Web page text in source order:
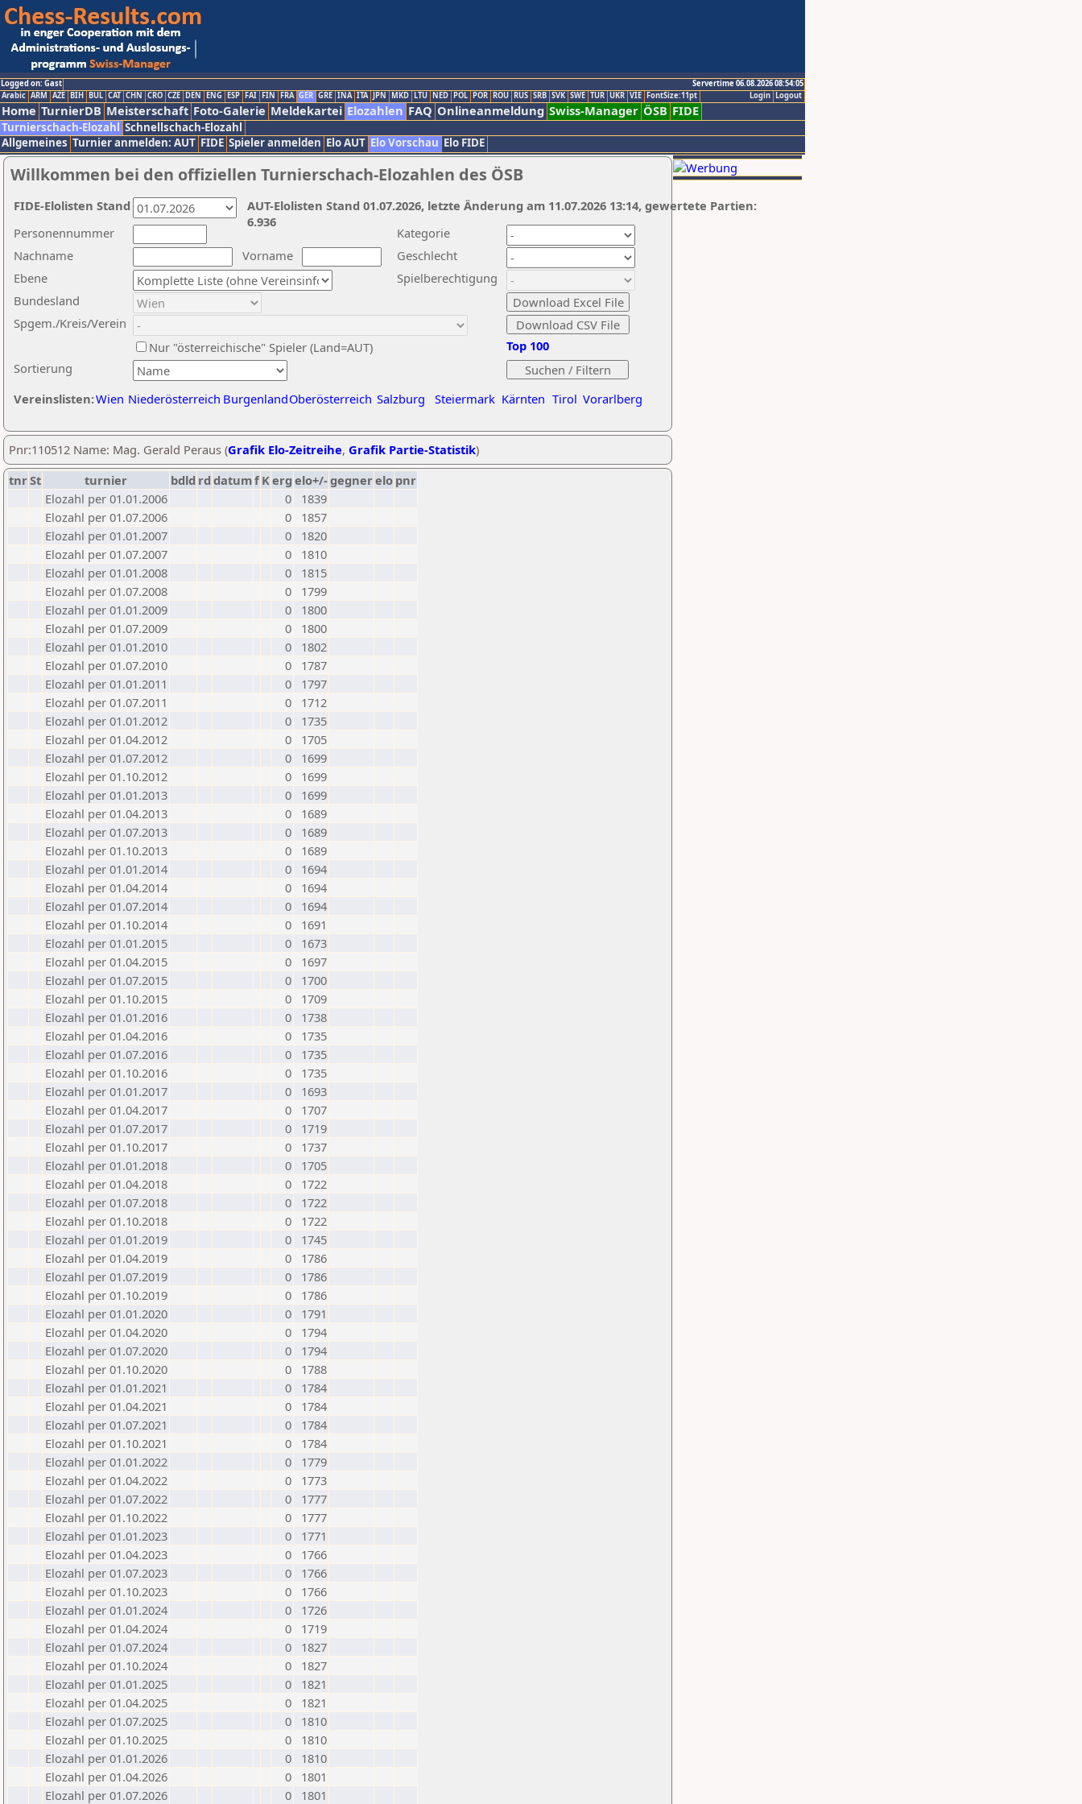
Logged on: Gast
Servertime 06.08.2026 08:54:05
Logout
Login
Arabic ARM AZE BIH BUL CAT CHN CRO CZE DEN ENG ESP FAI FIN FRA GER GRE INA ITA JPN MKD LTU NED POL POR ROU RUS SRB SVK SWE TUR UKR VIE FontSize:11pt
Home TurnierDB Meisterschaft Foto-Galerie Meldekartei Elozahlen FAQ Onlineanmeldung Swiss-Manager ÖSB FIDE
Turnierschach-Elozahl Schnellschach-Elozahl
Allgemeines Turnier anmelden: AUT FIDE Spieler anmelden Elo AUT Elo Vorschau Elo FIDE
Willkommen bei den offiziellen Turnierschach-Elozahlen des ÖSB
Nachname
Vorname
Ebene
Kategorie
Sortierung
Personennummer
Bundesland
Spgem./Kreis/Verein
Geschlecht
Nur "österreichische" Spieler (Land=AUT)
Spielberechtigung
Vereinslisten:Wien Niederösterreich BurgenlandOberösterreich Salzburg Steiermark Kärnten Tirol Vorarlberg
Top 100
AUT-Elolisten Stand 01.07.2026, letzte Änderung am 11.07.2026 13:14, gewertete Partien:
6.936
FIDE-Elolisten Stand
Pnr:110512 Name: Mag. Gerald Peraus (Grafik Elo-Zeitreihe, Grafik Partie-Statistik)
tnrSt turnier bdld rd datumf Kerg elo+/-gegnerelo pnr
Elozahl per 01.01.2006
0
1839
Elozahl per 01.07.2006
0
1857
Elozahl per 01.01.2007
0
1820
Elozahl per 01.07.2007
0
1810
Elozahl per 01.01.2008
0
1815
Elozahl per 01.07.2008
0
1799
Elozahl per 01.01.2009
0
1800
Elozahl per 01.07.2009
0
1800
Elozahl per 01.01.2010
0
1802
Elozahl per 01.07.2010
0
1787
Elozahl per 01.01.2011
0
1797
Elozahl per 01.07.2011
0
1712
Elozahl per 01.01.2012
0
1735
Elozahl per 01.04.2012
0
1705
Elozahl per 01.07.2012
0
1699
Elozahl per 01.10.2012
0
1699
Elozahl per 01.01.2013
0
1699
Elozahl per 01.04.2013
0
1689
Elozahl per 01.07.2013
0
1689
Elozahl per 01.10.2013
0
1689
Elozahl per 01.01.2014
0
1694
Elozahl per 01.04.2014
0
1694
Elozahl per 01.07.2014
0
1694
Elozahl per 01.10.2014
0
1691
Elozahl per 01.01.2015
0
1673
Elozahl per 01.04.2015
0
1697
Elozahl per 01.07.2015
0
1700
Elozahl per 01.10.2015
0
1709
Elozahl per 01.01.2016
0
1738
Elozahl per 01.04.2016
0
1735
Elozahl per 01.07.2016
0
1735
Elozahl per 01.10.2016
0
1735
Elozahl per 01.01.2017
0
1693
Elozahl per 01.04.2017
0
1707
Elozahl per 01.07.2017
0
1719
Elozahl per 01.10.2017
0
1737
Elozahl per 01.01.2018
0
1705
Elozahl per 01.04.2018
0
1722
Elozahl per 01.07.2018
0
1722
Elozahl per 01.10.2018
0
1722
Elozahl per 01.01.2019
0
1745
Elozahl per 01.04.2019
0
1786
Elozahl per 01.07.2019
0
1786
Elozahl per 01.10.2019
0
1786
Elozahl per 01.01.2020
0
1791
Elozahl per 01.04.2020
0
1794
Elozahl per 01.07.2020
0
1794
Elozahl per 01.10.2020
0
1788
Elozahl per 01.01.2021
0
1784
Elozahl per 01.04.2021
0
1784
Elozahl per 01.07.2021
0
1784
Elozahl per 01.10.2021
0
1784
Elozahl per 01.01.2022
0
1779
Elozahl per 01.04.2022
0
1773
Elozahl per 01.07.2022
0
1777
Elozahl per 01.10.2022
0
1777
Elozahl per 01.01.2023
0
1771
Elozahl per 01.04.2023
0
1766
Elozahl per 01.07.2023
0
1766
Elozahl per 01.10.2023
0
1766
Elozahl per 01.01.2024
0
1726
Elozahl per 01.04.2024
0
1719
Elozahl per 01.07.2024
0
1827
Elozahl per 01.10.2024
0
1827
Elozahl per 01.01.2025
0
1821
Elozahl per 01.04.2025
0
1821
Elozahl per 01.07.2025
0
1810
Elozahl per 01.10.2025
0
1810
Elozahl per 01.01.2026
0
1810
Elozahl per 01.04.2026
0
1801
Elozahl per 01.07.2026
0 1801